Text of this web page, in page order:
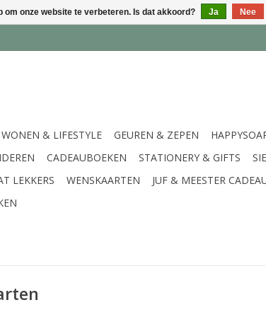
WONEN & LIFESTYLE GEUREN & ZEPEN
CADEAUBOEKEN STATIONERY & GIFTS
LEKKERS
WENSKAARTEN JUF & MEESTER
om onze website te verbeteren. Is dat akkoord? Ja Nee